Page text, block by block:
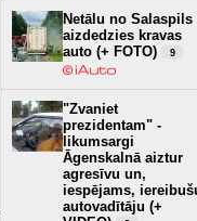
Netālu no Salaspils
aizdedzies kravas
auto (+ FOTO)
9
"Zvaniet
prezidentam" -
likumsargi
Āgenskalnā aiztur
agresīvu un,
iespējams,
autovadītāju (+